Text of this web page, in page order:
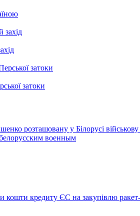
затоки
розташовану у Білорусі
военным
кошти кредиту ЄС на закупівлю ракет-